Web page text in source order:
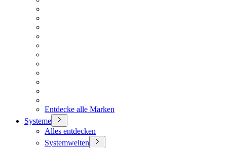
Entdecke alle Marken
Systeme
Alles entdecken
Systemwelten